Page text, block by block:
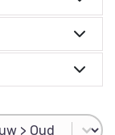
Reset